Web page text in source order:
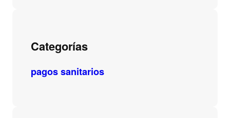
Categorías
pagos sanitarios